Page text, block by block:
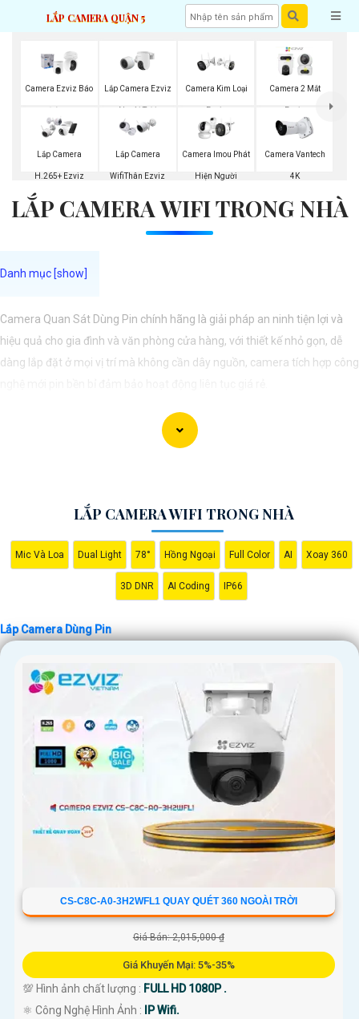
LẮP CAMERA QUẬN 5
Camera Ezviz Báo
Động
Lắp Camera Ezviz
Ngoài Trời
Camera Kim Loại
Ezviz
Camera 2 Mắt
Ezviz
Lắp Camera
H.265+ Ezviz
Lắp Camera
WifiThân Ezviz
Camera Imou Phát
Hiện Người
Camera Vantech
4K
LẮP CAMERA WIFI TRONG NHÀ
Camera Quan Sát Dùng Pin chính hãng là giải pháp an ninh tiện lợi và
hiệu quả cho gia đình và văn phòng cửa hàng, với thiết kế nhỏ gọn, dễ
dàng lắp đặt ở mọi vị trí mà không cần dây nguồn, camera tích hợp công
LẮP CAMERA WIFI TRONG NHÀ
Mic Và Loa Dual Light 78° Hồng Ngoại Full Color AI Xoay 360
3D DNR AI Coding IP66
Lắp Camera Dùng Pin
CS-C8C-A0-3H2WFL1 QUAY QUÉT 360 NGOÀI TRỜI
Giá Bán: 2,015,000 ₫
Giá Khuyến Mại: 5%-35%
💯 Hình ảnh chất lượng : FULL HD 1080P .
⚛️ Công Nghệ Hình Ảnh :
IP Wifi.